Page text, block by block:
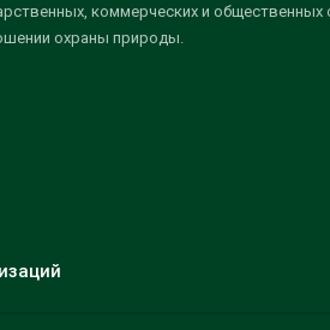
коммерческих и общественных
охраны природы.